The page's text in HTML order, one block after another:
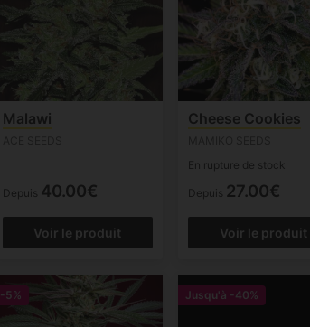
Malawi
Depuis 40.00€
Voir le produit
Cheese Cookies
En rupture de stock
Depuis 27.00€
Voir le produit
-5% Jusqu'à -40%